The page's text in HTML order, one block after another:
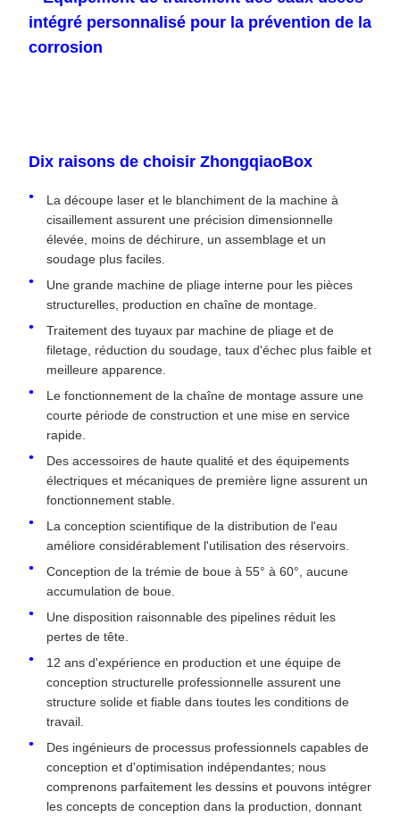
Dix raisons de choisir ZhongqiaoBox
La découpe laser et le blanchiment de la machine à
cisaillement assurent une précision dimensionnelle
élevée, moins de déchirure, un assemblage et un
soudage plus faciles.
Une grande machine de pliage interne pour les pièces
structurelles, production en chaîne de montage.
Traitement des tuyaux par machine de pliage et de
filetage, réduction du soudage, taux d'échec plus faible et
meilleure apparence.
Le fonctionnement de la chaîne de montage assure une
courte période de construction et une mise en service
rapide.
Des accessoires de haute qualité et des équipements
électriques et mécaniques de première ligne assurent un
fonctionnement stable.
La conception scientifique de la distribution de l'eau
améliore considérablement l'utilisation des réservoirs.
Conception de la trémie de boue à 55° à 60°, aucune
accumulation de boue.
Une disposition raisonnable des pipelines réduit les
pertes de tête.
12 ans d'expérience en production et une équipe de
conception structurelle professionnelle assurent une
structure solide et fiable dans toutes les conditions de
travail.
Des ingénieurs de processus professionnels capables de
conception et d'optimisation indépendantes; nous
comprenons parfaitement les dessins et pouvons intégrer
les concepts de conception dans la production, donnant